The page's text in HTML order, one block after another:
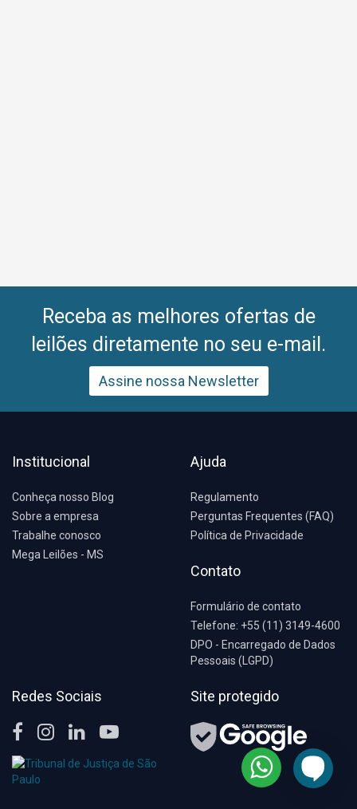
Receba as melhores ofertas de
leilões diretamente no seu e-mail.
Assine nossa Newsletter
Institucional
Conheça nosso Blog
Sobre a empresa
Trabalhe conosco
Mega Leilões - MS
Ajuda
Regulamento
Perguntas Frequentes (FAQ)
Política de Privacidade
Contato
Formulário de contato
Telefone: +55 (11) 3149-4600
DPO - Encarregado de Dados
Pessoais (LGPD)
Redes Sociais Site protegido